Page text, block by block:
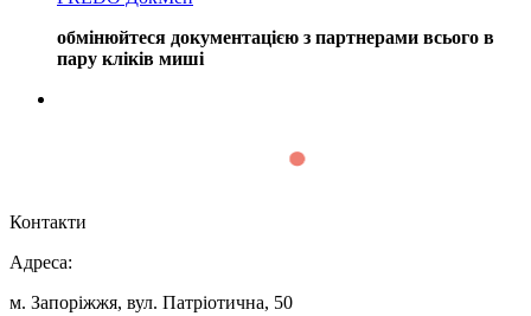
обмінюйтеся документацією з партнерами всього в
пару кліків миші
Контакти
Адреса:
м. Запоріжжя, вул. Патріотична, 50